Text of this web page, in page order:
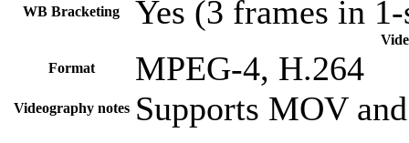
WB Bracketing Yes (3 frames in
Format
MPEG-4, H.264
Videography notes Supports MOV